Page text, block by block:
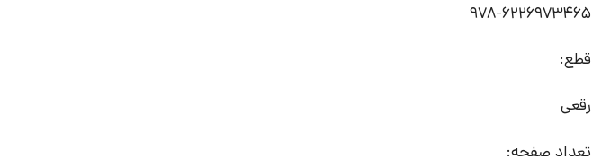
978-6226973465
قطع:
رقعی
تعداد صفحه: